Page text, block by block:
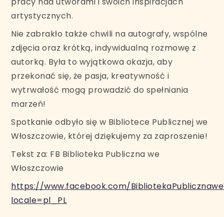
artystycznych.
Nie zabrakło także chwili na autografy, wspólne
zdjęcia oraz krótką, indywidualną rozmowę z
autorką. Była to wyjątkowa okazja, aby
przekonać się, że pasja, kreatywność i
wytrwałość mogą prowadzić do spełniania
marzeń!
Spotkanie odbyło się w Bibliotece Publicznej we
Włoszczowie, której dziękujemy za zaproszenie!
Tekst za: FB Biblioteka Publiczna we
Włoszczowie
https://www.facebook.com/
locale=pl_PL